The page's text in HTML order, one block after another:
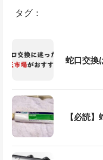
タグ：
蛇口交換
【必読